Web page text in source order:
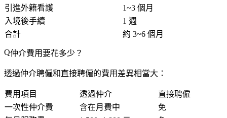
引進外籍看護
1~3 個月
入境後手續
1 週
合計
約 3~6 個月
仲介費用要花多少？
透過仲介聘僱和直接聘僱的費用差異相當大：
費用項目 透過仲介
直接聘僱
一次性仲介費
含在月費中
免